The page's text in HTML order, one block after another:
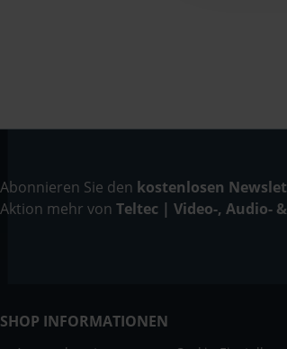
Abonnieren Sie den kostenlosen
Aktion mehr von Teltec | Video-, Audio-
SHOP INFORMATIONEN